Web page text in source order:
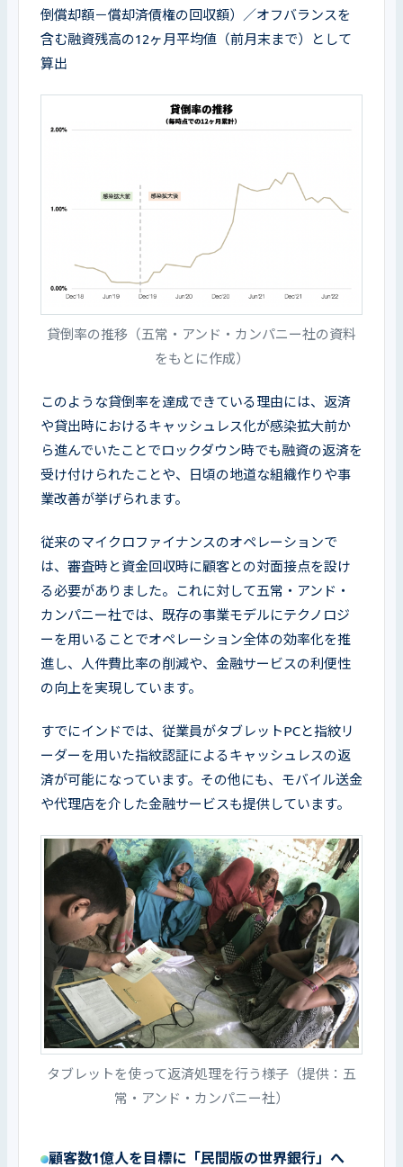
倒償却額－償却済債権の回収額）／オフバランスを
含む融資残高の12ヶ月平均値（前月末まで）として
算出
貸倒率の推移（五常・アンド・カンパニー社の資料
をもとに作成）
このような貸倒率を達成できている理由には、返済
や貸出時におけるキャッシュレス化が感染拡大前か
ら進んでいたことでロックダウン時でも融資の返済を
受け付けられたことや、日頃の地道な組織作りや事
業改善が挙げられます。
従来のマイクロファイナンスのオペレーションで
は、審査時と資金回収時に顧客との対面接点を設け
る必要がありました。これに対して五常・アンド・
カンパニー社では、既存の事業モデルにテクノロジ
ーを用いることでオペレーション全体の効率化を推
進し、人件費比率の削減や、金融サービスの利便性
の向上を実現しています。
すでにインドでは、従業員がタブレットPCと指紋リ
ーダーを用いた指紋認証によるキャッシュレスの返
済が可能になっています。その他にも、モバイル送金
や代理店を介した金融サービスも提供しています。
タブレットを使って返済処理を行う様子（提供：五
常・アンド・カンパニー社）
顧客数1億人を目標に「民間版の世界銀行」へ